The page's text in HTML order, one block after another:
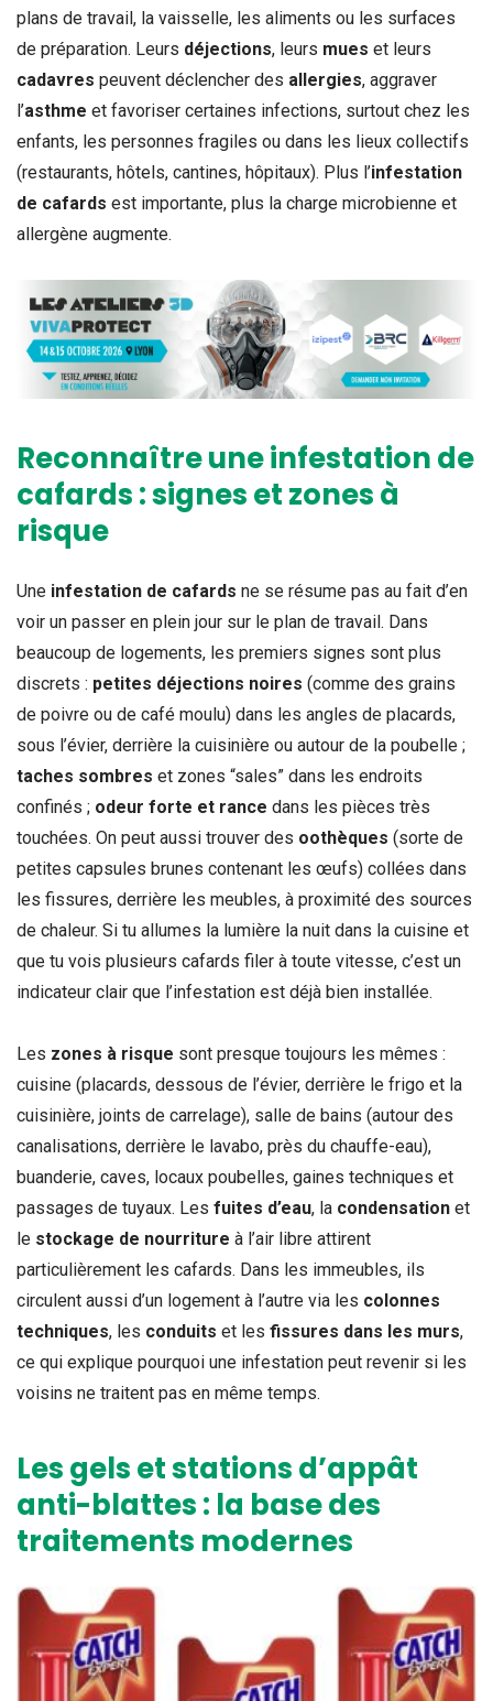
plans de travail, la vaisselle, les aliments ou les surfaces
de préparation. Leurs déjections, leurs mues et leurs
cadavres peuvent déclencher des allergies, aggraver
l’asthme et favoriser certaines infections, surtout chez les
enfants, les personnes fragiles ou dans les lieux collectifs
(restaurants, hôtels, cantines, hôpitaux). Plus l’infestation
de cafards est importante, plus la charge microbienne et
allergène augmente.
Reconnaître une infestation de
cafards : signes et zones à
risque
Une infestation de cafards ne se résume pas au fait d’en
voir un passer en plein jour sur le plan de travail. Dans
beaucoup de logements, les premiers signes sont plus
discrets : petites déjections noires (comme des grains
de poivre ou de café moulu) dans les angles de placards,
sous l’évier, derrière la cuisinière ou autour de la poubelle ;
taches sombres et zones “sales” dans les endroits
confinés ; odeur forte et rance dans les pièces très
touchées. On peut aussi trouver des oothèques (sorte de
petites capsules brunes contenant les œufs) collées dans
les fissures, derrière les meubles, à proximité des sources
de chaleur. Si tu allumes la lumière la nuit dans la cuisine et
que tu vois plusieurs cafards filer à toute vitesse, c’est un
indicateur clair que l’infestation est déjà bien installée.
Les zones à risque sont presque toujours les mêmes :
cuisine (placards, dessous de l’évier, derrière le frigo et la
cuisinière, joints de carrelage), salle de bains (autour des
canalisations, derrière le lavabo, près du chauffe-eau),
buanderie, caves, locaux poubelles, gaines techniques et
passages de tuyaux. Les fuites d’eau, la condensation et
le stockage de nourriture à l’air libre attirent
particulièrement les cafards. Dans les immeubles, ils
circulent aussi d’un logement à l’autre via les colonnes
techniques, les conduits et les fissures dans les murs,
ce qui explique pourquoi une infestation peut revenir si les
voisins ne traitent pas en même temps.
Les gels et stations d’appât
anti-blattes : la base des
traitements modernes